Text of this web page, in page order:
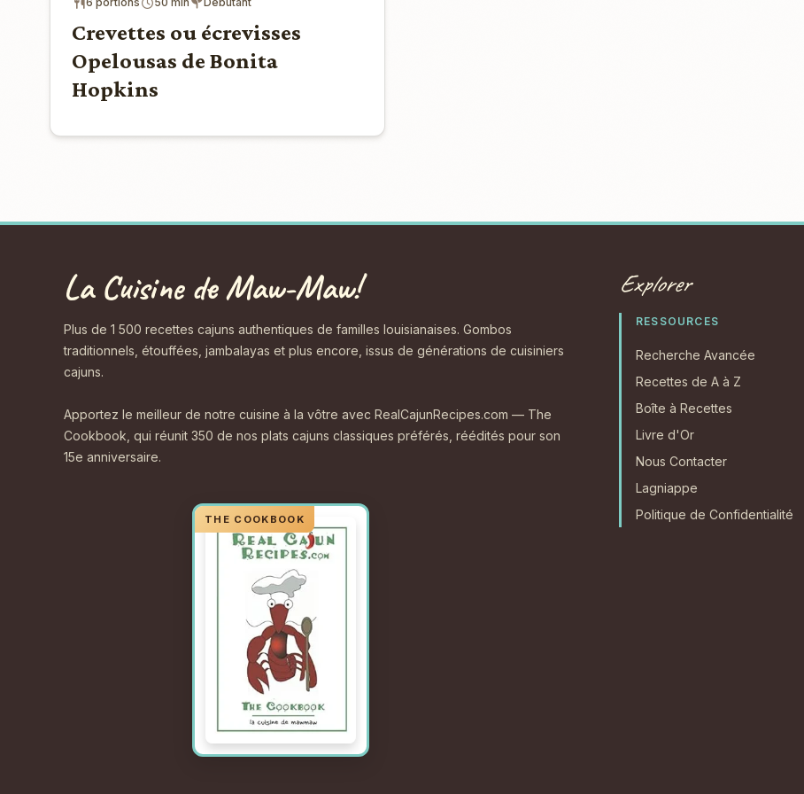
Crevettes ou écrevisses
Opelousas de Bonita
Hopkins
La Cuisine de Maw-Maw!
Plus de 1 500 recettes cajuns authentiques de familles louisianaises. Gombos
traditionnels, étouffées, jambalayas et plus encore, issus de générations de cuisiniers
cajuns.
Apportez le meilleur de notre cuisine à la vôtre avec RealCajunRecipes.com — The
Cookbook, qui réunit 350 de nos plats cajuns classiques préférés, réédités pour son
15e anniversaire.
Explorer
RESSOURCES
Recherche Avancée
Recettes de A à Z
Boîte à Recettes
Livre d'Or
Nous Contacter
Lagniappe
Politique de Confidentialité